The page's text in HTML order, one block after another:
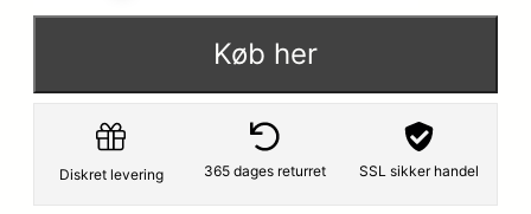
Køb her
Diskret levering 365 dages returret SSL sikker handel